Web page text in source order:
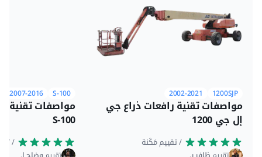
1200SJP
2002-2021
مواصفات تقنية رافعات ذراع جي
إل جي 1200
S-100
2007-2016
مواصفات تقنية
S-100